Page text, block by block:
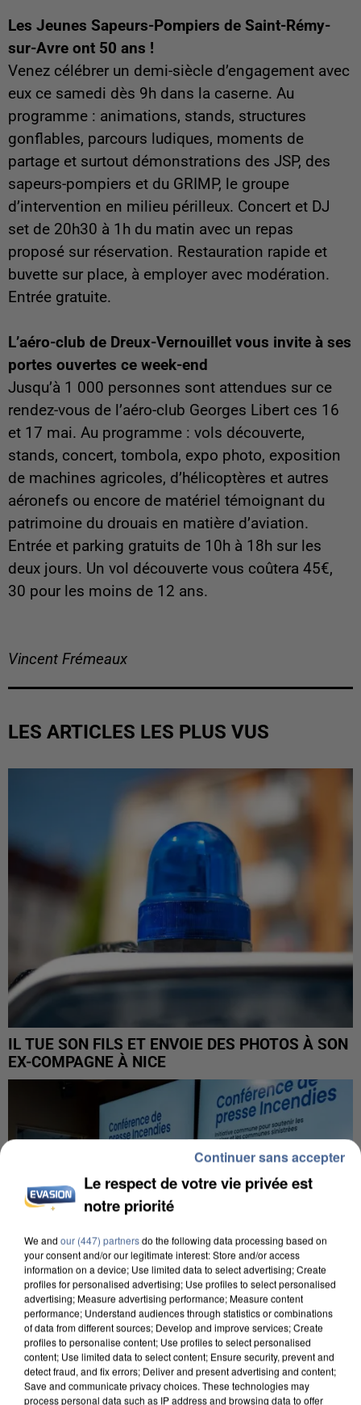
Les Jeunes Sapeurs-Pompiers de Saint-Rémy-
sur-Avre ont 50 ans !
Venez célébrer un demi-siècle d’engagement avec
eux ce samedi dès 9h dans la caserne. Au
programme : animations, stands, structures
gonflables, parcours ludiques, moments de
partage et surtout démonstrations des JSP, des
sapeurs-pompiers et du GRIMP, le groupe
d’intervention en milieu périlleux. Concert et DJ
set de 20h30 à 1h du matin avec un repas
proposé sur réservation. Restauration rapide et
buvette sur place, à employer avec modération.
Entrée gratuite.
L’aéro-club de Dreux-Vernouillet vous invite à ses
portes ouvertes ce week-end
Jusqu’à 1 000 personnes sont attendues sur ce
rendez-vous de l’aéro-club Georges Libert ces 16
et 17 mai. Au programme : vols découverte,
stands, concert, tombola, expo photo, exposition
de machines agricoles, d’hélicoptères et autres
aéronefs ou encore de matériel témoignant du
patrimoine du drouais en matière d’aviation.
Entrée et parking gratuits de 10h à 18h sur les
deux jours. Un vol découverte vous coûtera 45€,
30 pour les moins de 12 ans.
Vincent Frémeaux
LES ARTICLES LES PLUS VUS
IL TUE SON FILS ET ENVOIE DES PHOTOS À SON
EX-COMPAGNE À NICE
INCENDIES : L’ÎLE-DE-FRANCE LANCE UN ÉLAN
DE SOLIDARITÉ AVEC LES...
Le respect de votre vie privée est
notre priorité
We and our (447) partnersdo the following data processing based on
your consent and/or our legitimate interest: Store and/or access
information on a device; Use limited data to select advertising; Create
profiles for personalised advertising; Use profiles to select personalised
advertising; Measure advertising performance; Measure content
performance; Understand audiences through statistics or combinations
of data from different sources; Develop and improve services; Create
profiles to personalise content; Use profiles to select personalised
content; Use limited data to select content; Ensure security, prevent and
detect fraud, and fix errors; Deliver and present advertising and content;
Save and communicate privacy choices. These technologies may
process personal data such as IP address and browsing data to offer
Continuer sans accepter